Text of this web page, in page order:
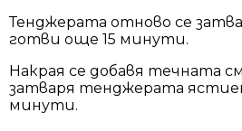
Тенджерата отново се
готви още 15 минути.
Накрая се добавя течната
затваря тенджерата
минути.